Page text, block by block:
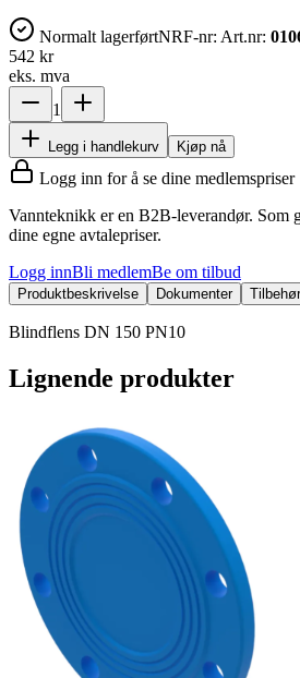
Normalt lagerførtNRF-nr: Art.nr:
542 kr
eks. mva
1
Legg i handlekurv Kjøp nå
Logg inn for å se dine medlemspriser
Vannteknikk er en B2B-leverandør. Som
dine egne avtalepriser.
Logg innBli medlemBe om tilbud
Produktbeskrivelse Dokumenter Tilbehør
Blindflens DN 150 PN10
Lignende produkter